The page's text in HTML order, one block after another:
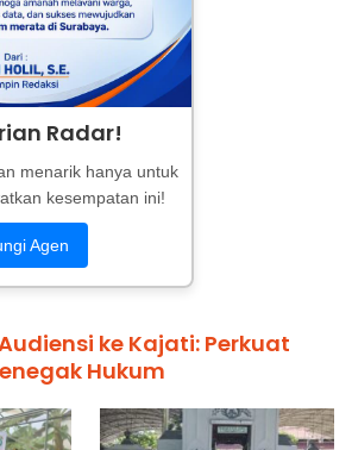
Radar!
menarik hanya untuk
kesempatan ini!
Agen
ke Kajati: Perkuat
Hukum